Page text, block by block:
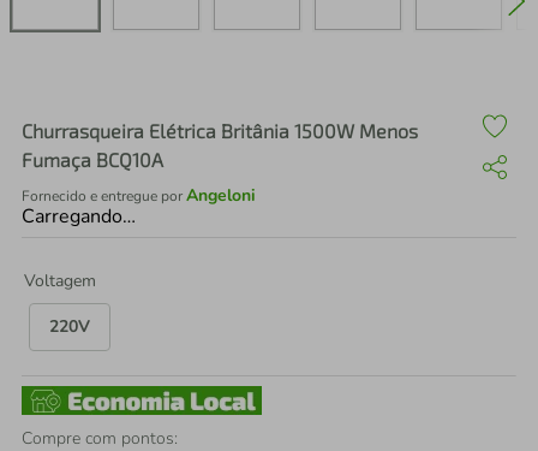
Churrasqueira Elétrica Britânia 1500W Menos
Fumaça BCQ10A
Fornecido e entregue porAngeloni
Carregando…
Voltagem
220V
Compre com pontos: